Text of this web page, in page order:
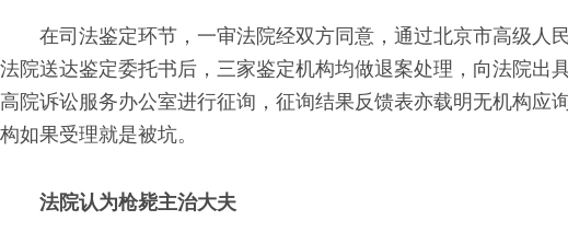
在司法鉴定环节，一审法院经双方同意，通过北京市高级人
法院送达鉴定委托书后，三家鉴定机构均做退案处理，向法院
高院诉讼服务办公室进行征询，征询结果反馈表亦载明无机构
构如果受理就是被坑。
法院认为枪毙主治大夫